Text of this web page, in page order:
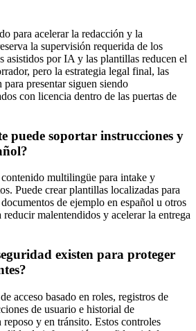
para acelerar la redacción y la
la supervisión requerida de los
asistidos por IA y las plantillas reducen el
pero la estrategia legal final, las
presentar siguen siendo
con licencia dentro de las puertas de
puede soportar instrucciones y
multilingüe para intake y
Puede crear plantillas localizadas para
de ejemplo en español u otros
malentendidos y acelerar la entrega
existen para proteger
acceso basado en roles, registros de
de usuario e historial de
y en tránsito. Estos controles